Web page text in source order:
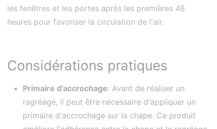
les fenêtres et les portes après les premières 48
heures pour favoriser la circulation de l'air​​​​.
Considérations pratiques
Primaire d'accrochage: Avant de réaliser un
ragréage, il peut être nécessaire d'appliquer un
primaire d'accrochage sur la chape. Ce produit